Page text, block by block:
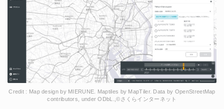
Credit : Map design by MIERUNE. Maptiles by MapTiler. Data by OpenStreetMap
contributors, under ODbL.,©さくらインターネット